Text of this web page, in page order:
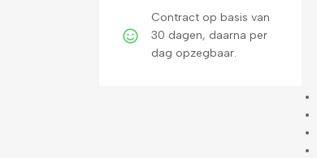
Contract op basis van
30 dagen, daarna per
dag opzegbaar.